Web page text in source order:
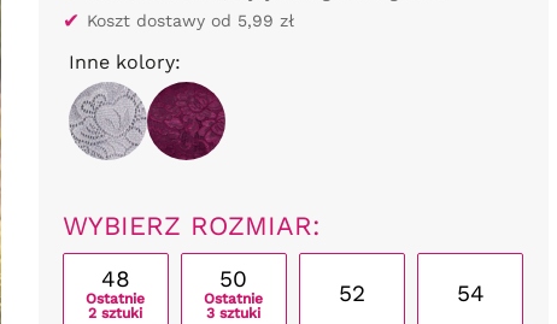
✔ Koszt dostawy od 5,99 zł
Inne kolory:
WYBIERZ ROZMIAR:
48
Ostatnie
2 sztuki
50
Ostatnie
3 sztuki
52 54